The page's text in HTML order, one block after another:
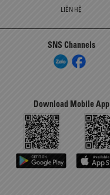
LIÊN HỆ
SNS Channels
Download Mobile App